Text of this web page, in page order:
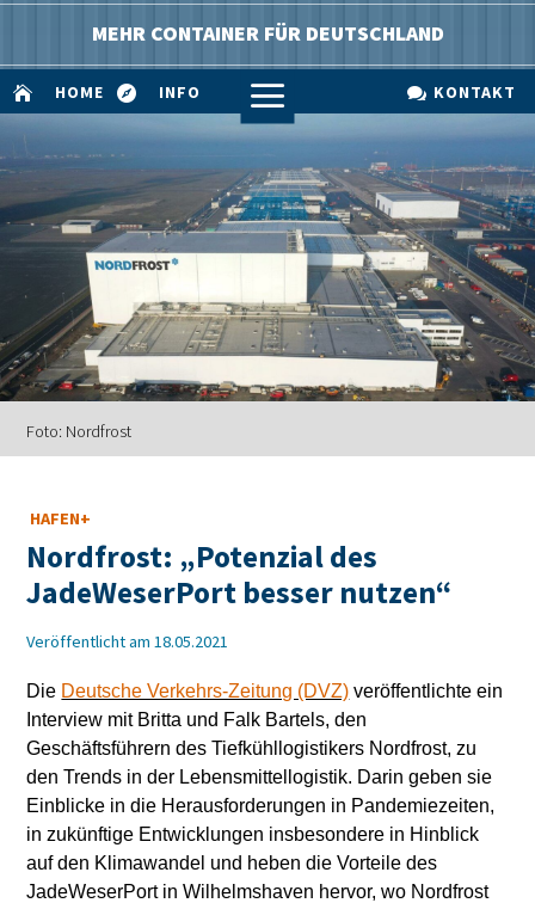
MEHR CONTAINER FÜR DEUTSCHLAND
 HOME  INFO a  KONTAKT
Foto: Nordfrost
HAFEN+
Nordfrost: „Potenzial des
JadeWeserPort besser nutzen“
Veröffentlicht am 18.05.2021
Die Deutsche Verkehrs-Zeitung (DVZ) veröffentlichte ein
Interview mit Britta und Falk Bartels, den
Geschäftsführern des Tiefkühllogistikers Nordfrost, zu
den Trends in der Lebensmittellogistik. Darin geben sie
Einblicke in die Herausforderungen in Pandemiezeiten,
in zukünftige Entwicklungen insbesondere in Hinblick
auf den Klimawandel und heben die Vorteile des
JadeWeserPort in Wilhelmshaven hervor, wo Nordfrost